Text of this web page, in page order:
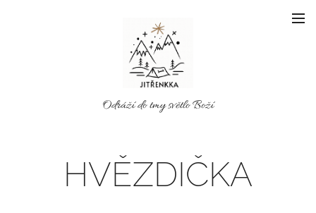
Odráží do tmy světlo Boží
HVĚZDIČKA